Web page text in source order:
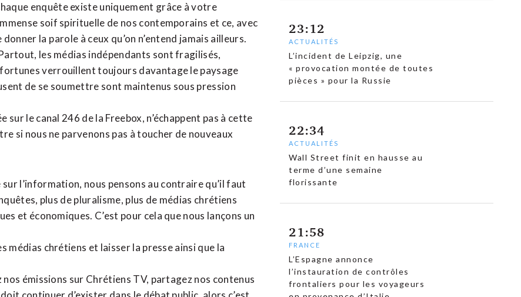
enquête existe uniquement grâce à votre
soif spirituelle de nos contemporains et ce, avec
donner la parole à ceux qu’on n’entend jamais ailleurs.
les médias indépendants sont fragilisés,
verrouillent toujours davantage le paysage
de se soumettre sont maintenus sous pression
le canal 246 de la Freebox, n’échappent pas à cette
si nous ne parvenons pas à toucher de nouveaux
l’information, nous pensons au contraire qu’il faut
plus de pluralisme, plus de médias chrétiens
et économiques. C’est pour cela que nous lançons un
médias chrétiens et laisser la presse ainsi que la
émissions sur Chrétiens TV, partagez nos contenus
23:12
ACTUALITÉS
L’incident de Leipzig, une
« provocation montée de toutes
pièces » pour la Russie
22:34
ACTUALITÉS
Wall Street finit en hausse au
terme d’une semaine
florissante
21:58
FRANCE
L’Espagne annonce
l’instauration de contrôles
frontaliers pour les voyageurs